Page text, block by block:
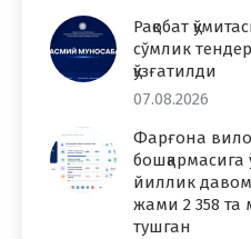
Рақобат
сўмлик
қўзғатилди
07.08.2026
Фарғона
бошқармасига
йиллик
жами 2 358 та
тушган